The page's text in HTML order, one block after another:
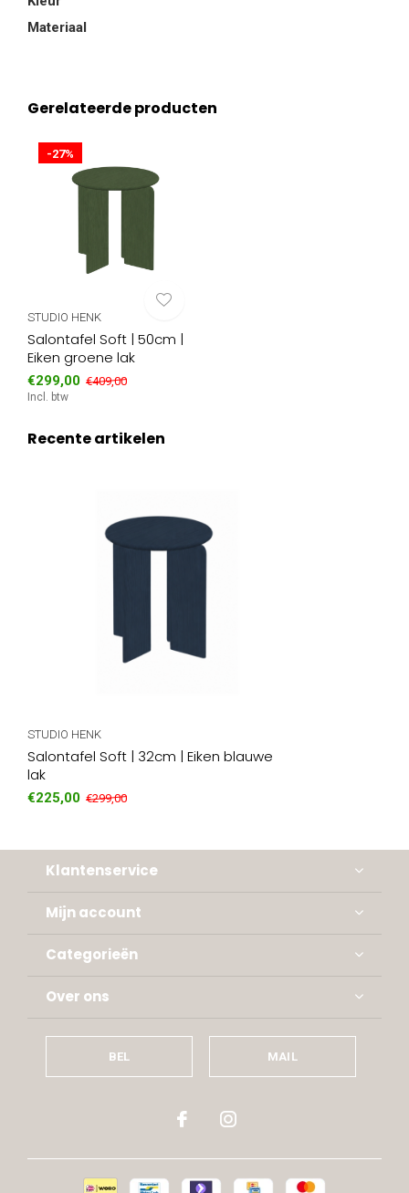
Materiaal
Gerelateerde producten
-27%
STUDIO HENK
Salontafel Soft | 50cm |
Eiken groene lak
€299,00 €409,00
Incl. btw
Recente artikelen
STUDIO HENK
Salontafel Soft | 32cm | Eiken blauwe
lak
€225,00 €299,00
Klantenservice
Mijn account
Categorieën
Over ons
BEL MAIL